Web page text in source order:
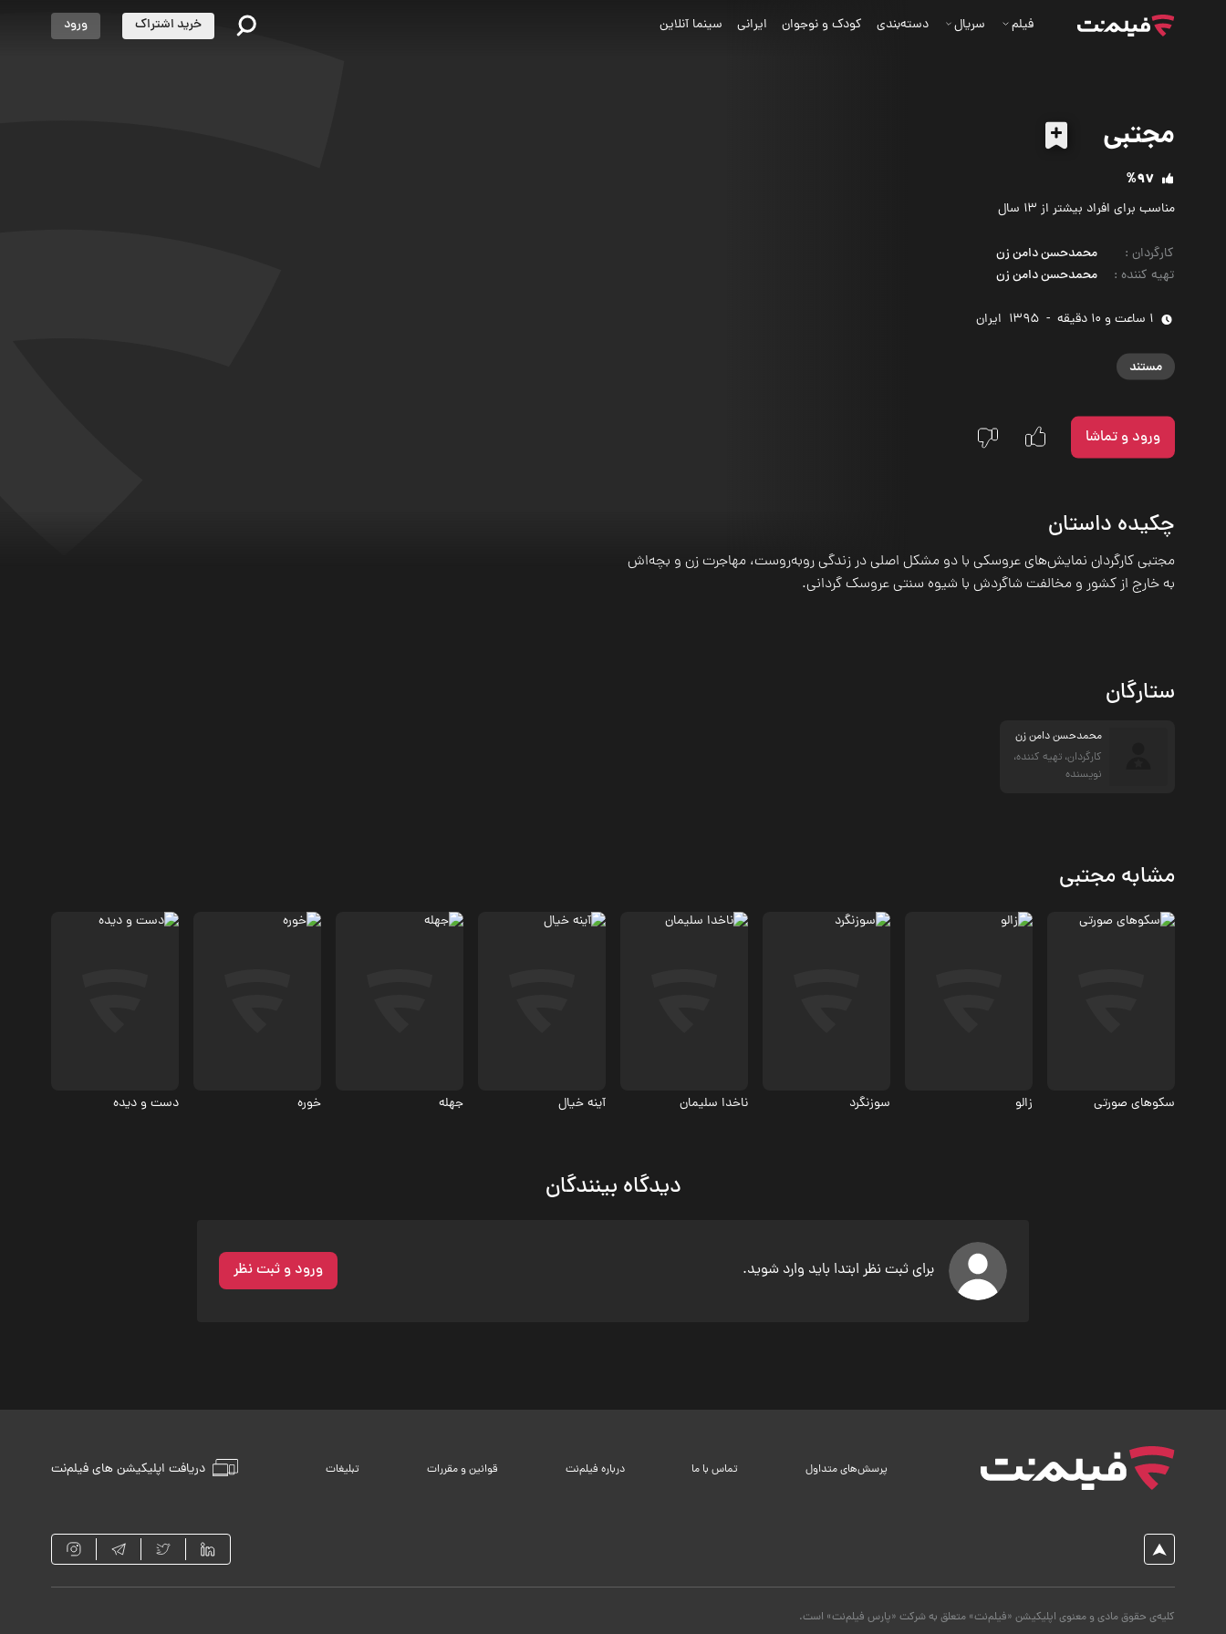
مجتبی
%97
مناسب برای افراد بیشتر از 13 سال
کارگردان :
محمدحسن دامن زن
تهیه کننده : محمدحسن دامن زن
1 ساعت و 10 دقیقه -
1395 ‌ ایران
مستند
ورود و تماشا
فیلم سریال دسته‌بندی کودک و نوجوان ایرانی سینما آنلاین خرید اشتراک ورود
چکیده داستان
مجتبی کارگردان نمایش‌های عروسکی با دو مشکل اصلی در زندگی روبه‌روست، مهاجرت زن و بچه‌اش
به خارج از کشور و مخالفت شاگردش با شیوه سنتی عروسک گردانی.
ستارگان
محمدحسن دامن زن
کارگردان، تهیه کننده،
نویسنده
مشابه مجتبی
سکوهای صورتی زالو ناخدا سلیمان آینه خیال جهله دست و دیده⁩
دیدگاه بینندگان
برای ثبت نظر ابتدا باید وارد شوید. ورود و ثبت نظر
دریافت اپلیکیشن های فیلم‌نت پرسش‌های متداول تماس با ما درباره فیلم‌نت قوانین و مقررات تبلیغات
کلیه‌ی حقوق مادی و معنوی اپلیکیشن «فیلم‌نت» متعلق به شرکت «پارس فیلم‌نت» است.